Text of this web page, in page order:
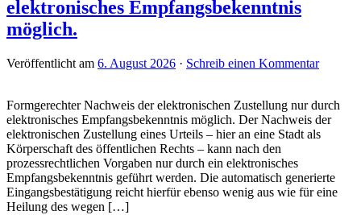
elektronisches Empfangsbekenntnis
möglich.
Veröffentlicht am 6. August 2026 · Schreib einen Kommentar
Formgerechter Nachweis der elektronischen Zustellung nur durch
elektronisches Empfangsbekenntnis möglich. Der Nachweis der
elektronischen Zustellung eines Urteils – hier an eine Stadt als
Körperschaft des öffentlichen Rechts – kann nach den
prozessrechtlichen Vorgaben nur durch ein elektronisches
Empfangsbekenntnis geführt werden. Die automatisch generierte
Eingangsbestätigung reicht hierfür ebenso wenig aus wie für eine
Heilung des wegen […]